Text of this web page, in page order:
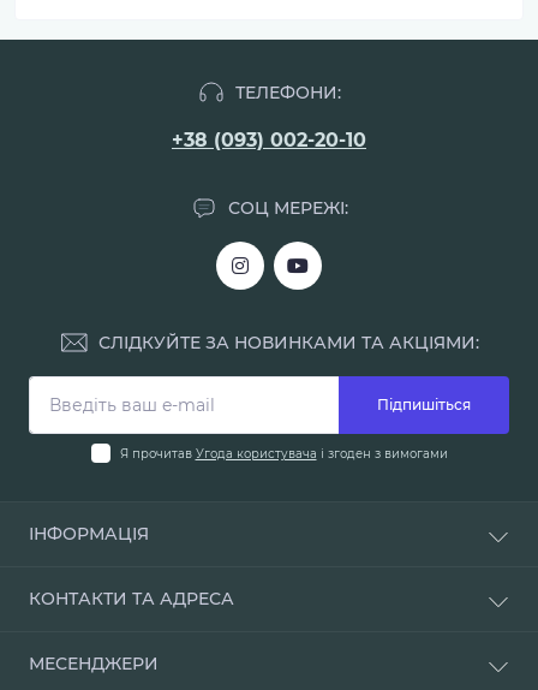
ТЕЛЕФОНИ:
+38 (093) 002-20-10
СОЦ МЕРЕЖІ:
СЛІДКУЙТЕ ЗА НОВИНКАМИ ТА АКЦІЯМИ:
Підпишіться
Я прочитав Угода користувача і згоден з вимогами
ІНФОРМАЦІЯ
Про нас
Наші магазини
КОНТАКТИ ТА АДРЕСА
МЕСЕНДЖЕРИ